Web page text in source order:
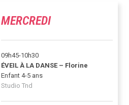
MERCREDI
09h45-10h30
ÉVEIL À LA DANSE – Florine
Enfant 4-5 ans
Studio Tnd